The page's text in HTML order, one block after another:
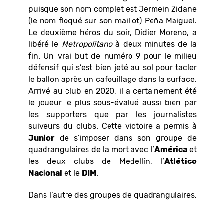
puisque son nom complet est Jermein Zidane
(le nom floqué sur son maillot) Peña Maiguel.
Le deuxième héros du soir, Didier Moreno, a
libéré le Metropolitanoà deux minutes de la
fin. Un vrai but de numéro 9 pour le milieu
défensif qui s’est bien jeté au sol pour tacler
le ballon après un cafouillage dans la surface.
Arrivé au club en 2020, il a certainement été
le joueur le plus sous-évalué aussi bien par
les supporters que par les journalistes
suiveurs du clubs. Cette victoire a permis à
Juniorde s’imposer dans son groupe de
quadrangulaires de la mort avec l’Américaet
les deux clubs de Medellín, l’Atlético
Nacional et le DIM.
Dans l’autre des groupes de quadrangulaires,